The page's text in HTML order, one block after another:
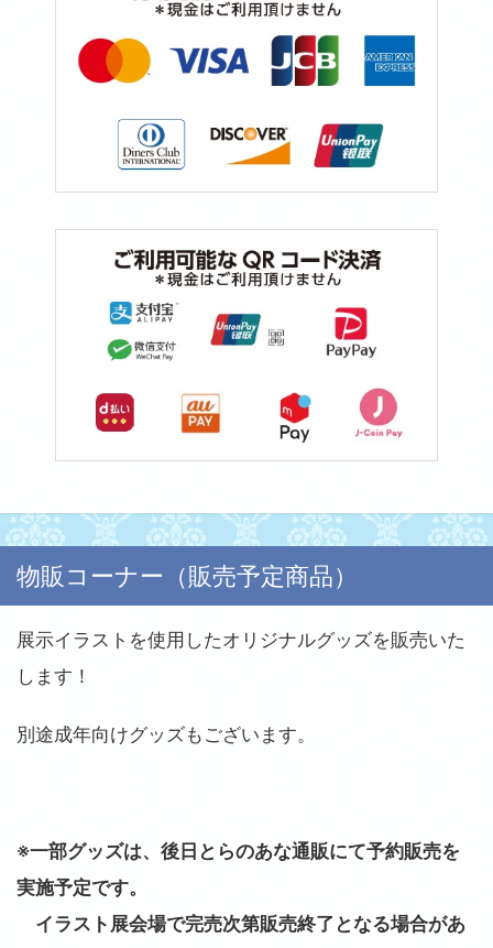
物販コーナー（販売予定商品）
展示イラストを使用したオリジナルグッズを販売いた
します！
別途成年向けグッズもございます。
※一部グッズは、後日とらのあな通販にて予約販売を
実施予定です。
イラスト展会場で完売次第販売終了となる場合があ